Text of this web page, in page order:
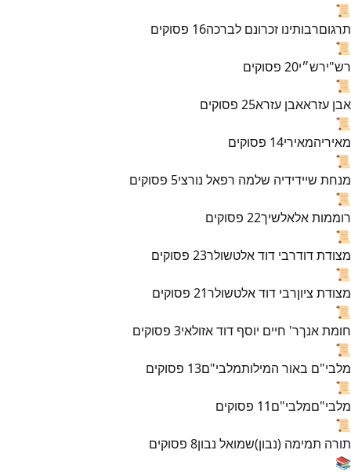
📜
תרגוםרבותינו זכרונם לברכה16 פסוקים
📜
רש"ירש״י20 פסוקים
📜
אבן עזראאבן עזרא25 פסוקים
📜
מאיריהמאירי14 פסוקים
📜
מנחת שיידידיה שלמה רפאל נורצי5 פסוקים
📜
רוממות אלאלשיך22 פסוקים
📜
מצודת דודרבי דוד אלטשולר23 פסוקים
📜
מצודת ציוןרבי דוד אלטשולר21 פסוקים
📜
חומת אנךר' חיים יוסף דוד אזולאי3 פסוקים
📜
מלבי"ם באור המילותמלבי"ם13 פסוקים
📜
מלבי"םמלבי"ם11 פסוקים
📜
תורה תמימה (נבון)שמואל נבון8 פסוקים
📚